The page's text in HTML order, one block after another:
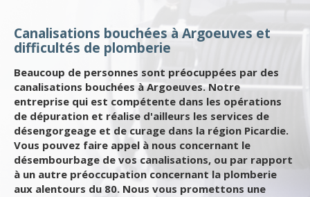
Canalisations bouchées à Argoeuves et
difficultés de plomberie
Beaucoup de personnes sont préocuppées par des
canalisations bouchées à Argoeuves. Notre
entreprise qui est compétente dans les opérations
de dépuration et réalise d'ailleurs les services de
désengorgeage et de curage dans la région Picardie.
Vous pouvez faire appel à nous concernant le
désembourbage de vos canalisations, ou par rapport
à un autre préoccupation concernant la plomberie
aux alentours du 80. Nous vous promettons une